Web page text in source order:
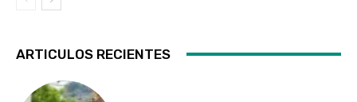
ARTICULOS RECIENTES